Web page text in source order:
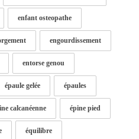
enfant osteopathe
engourdissement
entorse genou
épaule gelée épaules
calcanéenne épine pied
équilibre